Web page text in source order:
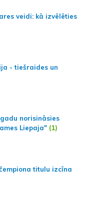
veidi: kā izvēlēties
- tiešraides un
norisināsies
Liepaja" (1)
titulu izcīna